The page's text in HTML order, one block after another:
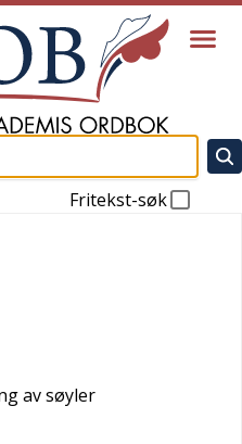
Fritekst-søk
av søyler